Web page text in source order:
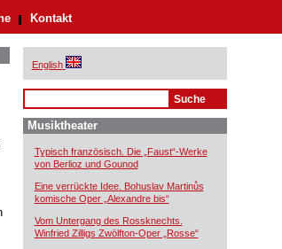
Kontakt
English
Musiktheater
Typisch französisch. Die „Faust“-Werke
von Berlioz und Gounod
Eine verrückte Idee. Bohuslav Martinůs
komische Oper „Alexandre bis“
Vom Untergang des Rossknechts.
Winfried Zilligs Zwölfton-Oper „Rosse“